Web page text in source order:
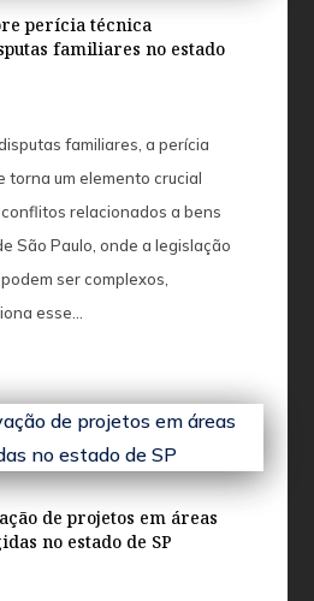
perícia técnica
familiares no estado
familiares, a perícia
torna um elemento crucial
relacionados a bens
São Paulo, onde a legislação
ser complexos,
esse...
de projetos em áreas
no estado de SP